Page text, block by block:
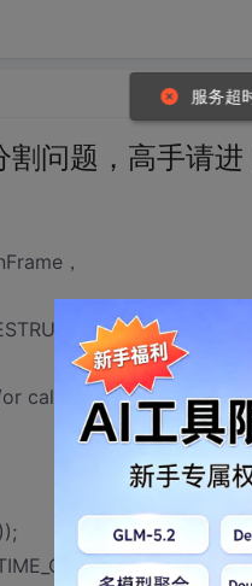
问题，高手请进
，
lpcs,
call the base class
服务超